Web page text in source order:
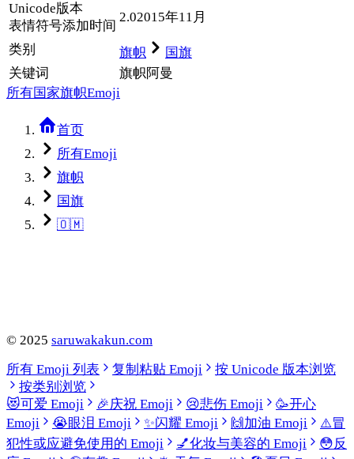
Unicode版本
表情符号添加时间
2.02015年11月
类别 旗帜
国旗
关键词
旗帜阿曼
所有国家旗帜Emoji
首页
所有Emoji
旗帜
国旗
🇴🇲
© 2025 saruwakakun.com
所有 Emoji 列表
复制粘贴 Emoji
按 Unicode 版本浏览
按类别浏览
😻可爱 Emoji 🎉庆祝 Emoji 😢悲伤 Emoji 🥳开心
Emoji
😭眼泪 Emoji ✨闪耀 Emoji 🙌加油 Emoji ⚠️冒
犯性或应避免使用的 Emoji
💅化妆与美容的 Emoji 😳反